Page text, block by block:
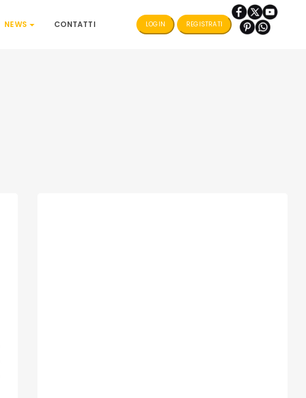
NEWS CONTATTI LOGIN REGISTRATI